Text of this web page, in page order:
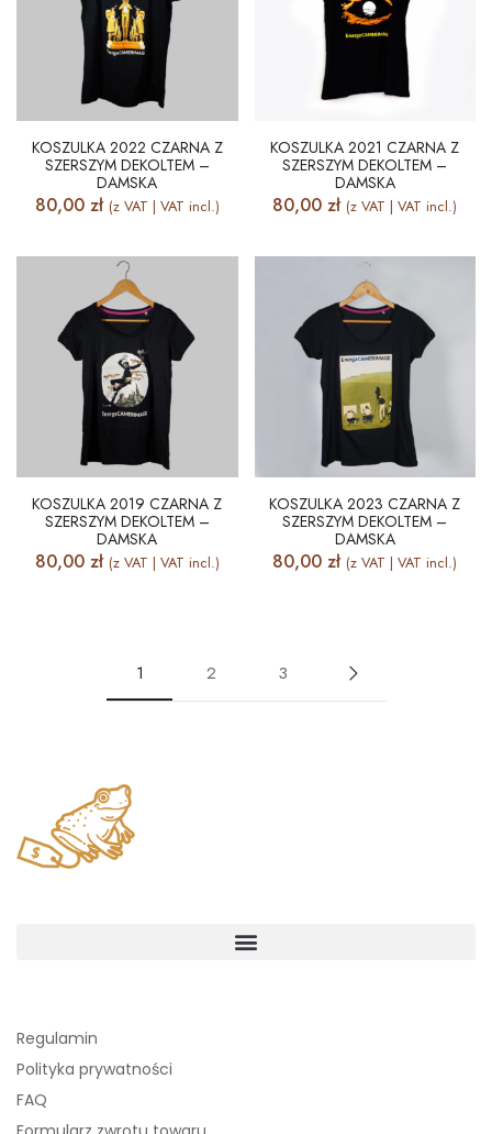
KOSZULKA 2022 CZARNA Z
SZERSZYM DEKOLTEM –
DAMSKA
80,00 zł (z VAT | VAT incl.)
KOSZULKA 2021 CZARNA Z
SZERSZYM DEKOLTEM –
DAMSKA
80,00zł (z VAT | VAT incl.)
KOSZULKA 2019 CZARNA Z
SZERSZYM DEKOLTEM –
DAMSKA
80,00 zł (z VAT | VAT incl.)
KOSZULKA 2023 CZARNA Z
SZERSZYM DEKOLTEM –
DAMSKA
80,00zł (z VAT | VAT incl.)
1 2 3
Regulamin
Polityka prywatności
FAQ